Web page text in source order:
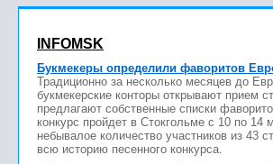
INFOMSK
Букмекеры определили фаворитов
Традиционно за несколько месяцев до
букмекерские конторы открывают прием
предлагают собственные списки
конкурс пройдет в Стокгольме с 10 по 14
небывалое количество участников из 43
всю историю песенного конкурса.